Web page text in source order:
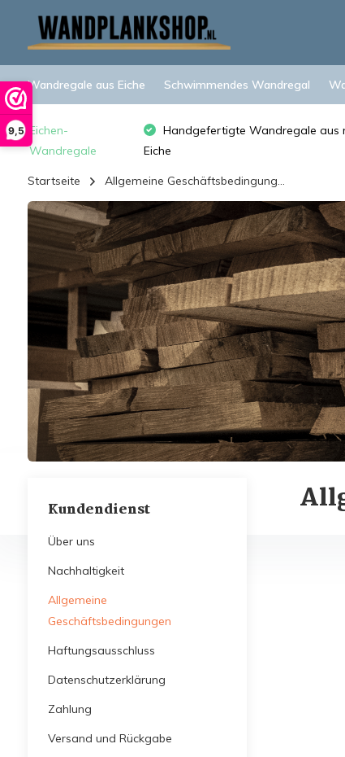
9,5
Wandregale aus Eiche Schwimmendes Wandregal
Eichen-
Wandregale
Handgefertigte Wandregale aus
Eiche
Startseite Allgemeine Geschäftsbedingung...
Kundendienst
Über uns
Nachhaltigkeit
Allgemeine
Geschäftsbedingungen
Haftungsausschluss
Datenschutzerklärung
Zahlung
Versand und Rückgabe